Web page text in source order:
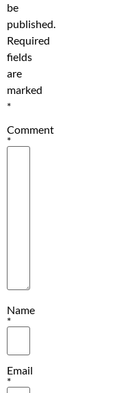
be
published.
Required
fields
are
marked
*
Comment
*
Name
*
Email
*